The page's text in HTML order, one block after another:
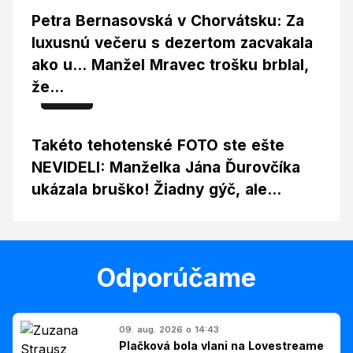
Petra Bernasovská v Chorvátsku: Za
luxusnú večeru s dezertom zacvakala
ako u... Manžel Mravec trošku brblal,
že...
Foto
Takéto tehotenské FOTO ste ešte
NEVIDELI: Manželka Jána Ďurovčíka
ukázala bruško! Žiadny gýč, ale...
Odporúčame
09. aug. 2026 o 14:43
Plačková bola vlani na Lovestreame